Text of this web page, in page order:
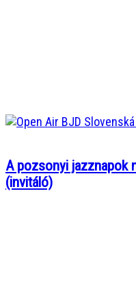
A pozsonyi jazznapok
(invitáló)